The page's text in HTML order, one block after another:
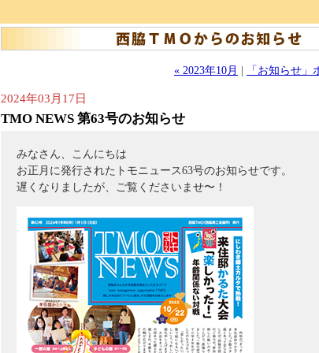
« 2023年10月 | 「お知らせ」
2024年03月17日
TMO NEWS 第63号のお知らせ
みなさん、こんにちは
お正月に発行されたトモニュース63号のお知らせです。
遅くなりましたが、ご覧くださいませ〜！